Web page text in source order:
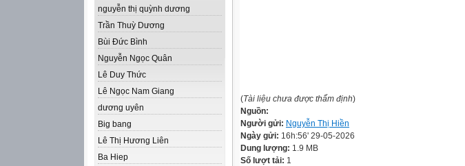
nguyễn thị quỳnh dương
Trần Thuỳ Dương
Bùi Đức Bình
Nguyễn Ngọc Quân
Lê Duy Thức
Lê Ngọc Nam Giang
dương uyên
Big bang
Lê Thị Hương Liên
Ba Hiep
(Tài liệu chưa được thẩm định)
Nguồn:
Người gửi: Nguyễn Thị Hiền
Ngày gửi: 16h:56' 29-05-2026
Dung lượng: 1.9 MB
Số lượt tải: 1